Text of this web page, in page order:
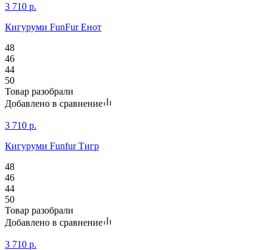
3 710 р.
Кигуруми FunFur Енот
48
46
44
50
Товар разобрали
Добавлено в сравнение
3 710 р.
Кигуруми Funfur Тигр
48
46
44
50
Товар разобрали
Добавлено в сравнение
3 710 р.